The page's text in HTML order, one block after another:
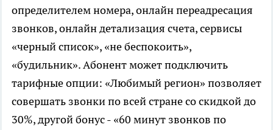
определителем номера, онлайн переадресация
звонков, онлайн детализация счета, сервисы
«черный список», «не беспокоить»,
«будильник». Абонент может подключить
тарифные опции: «Любимый регион» позволяет
совершать звонки по всей стране со скидкой до
30%, другой бонус - «60 минут звонков по